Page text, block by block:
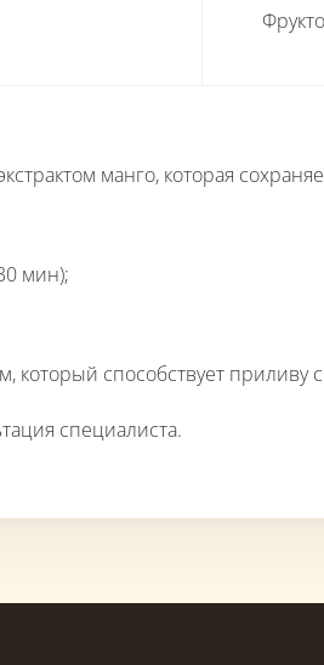
манго, которая
мин);
способствует приливу
специалиста.